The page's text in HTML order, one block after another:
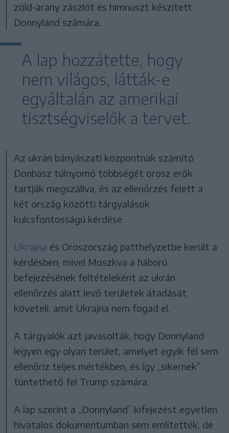
zöld-arany zászlót és himnuszt készített
Donnyland számára.
A lap hozzátette, hogy
nem világos, látták-e
egyáltalán az amerikai
tisztségviselők a tervet.
Az ukrán bányászati központnak számító
Donbasz túlnyomó többségét orosz erők
tartják megszállva, és az ellenőrzés felett a
két ország közötti tárgyalások
kulcsfontosságú kérdése.
Ukrajna és Oroszország patthelyzetbe került a
kérdésben, mivel Moszkva a háború
befejezésének feltételeként az ukrán
ellenőrzés alatt levő területek átadását
követeli, amit Ukrajna nem fogad el.
A tárgyalók azt javasolták, hogy Donnyland
legyen egy olyan terület, amelyet egyik fél sem
ellenőriz teljes mértékben, és így „sikernek”
tüntethető fel Trump számára.
A lap szerint a „Donnyland” kifejezést egyetlen
hivatalos dokumentumban sem említették, de